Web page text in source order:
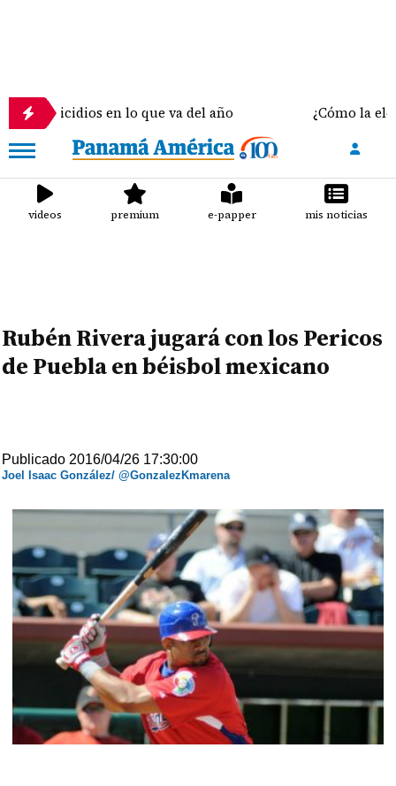
homicidios en lo que va del año ¿Cómo la
videos premium e-papper mis noticias
Rubén Rivera jugará con los Pericos
de Puebla en béisbol mexicano
Publicado 2016/04/26 17:30:00
Joel Isaac González/ @GonzalezKmarena